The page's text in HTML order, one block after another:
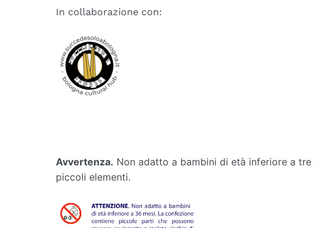
In collaborazione con:
Avvertenza. Non adatto a bambini di età inferiore a
piccoli elementi.